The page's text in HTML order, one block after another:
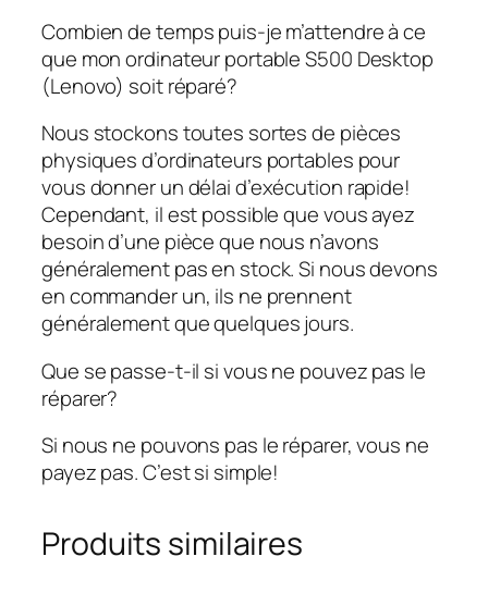
Combien de temps puis-je m’attendre à ce
que mon ordinateur portable S500 Desktop
(Lenovo) soit réparé?
Nous stockons toutes sortes de pièces
physiques d’ordinateurs portables pour
vous donner un délai d’exécution rapide!
Cependant, il est possible que vous ayez
besoin d’une pièce que nous n’avons
généralement pas en stock. Si nous devons
en commander un, ils ne prennent
généralement que quelques jours.
Que se passe-t-il si vous ne pouvez pas le
réparer?
Si nous ne pouvons pas le réparer, vous ne
payez pas. C’est si simple!
Produits similaires